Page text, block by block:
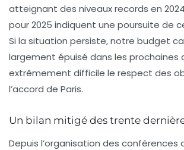
atteignant des niveaux records en
pour 2025 indiquent une poursuite de
Si la situation persiste, notre budget
largement épuisé dans les prochaines
extrêmement difficile le respect des
l’accord de Paris.
Un bilan mitigé des trente
Depuis l’organisation des conférences